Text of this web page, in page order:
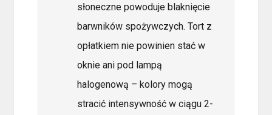
słoneczne powoduje blaknięcie
barwników spożywczych. Tort z
opłatkiem nie powinien stać w
oknie ani pod lampą
halogenową – kolory mogą
stracić intensywność w ciągu 2-